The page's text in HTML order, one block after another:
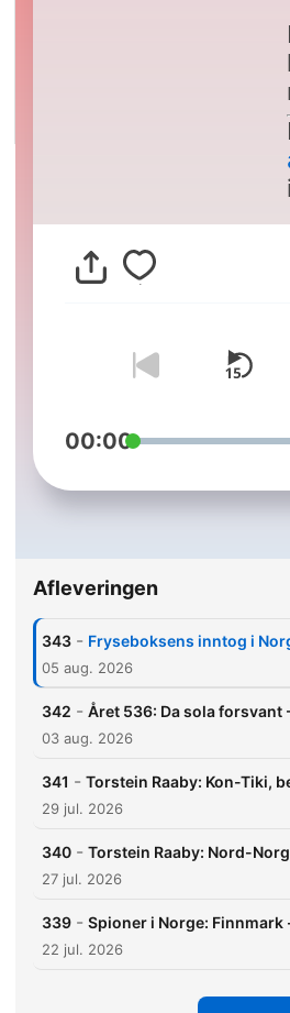
00:00
Afleveringen
343 - Fryseboksens inntog i
05 aug. 2026
342 - Året 536: Da sola forsvant
03 aug. 2026
341 - Torstein Raaby: Kon-Tiki,
29 jul. 2026
340 - Torstein Raaby: Nord-
27 jul. 2026
339 - Spioner i Norge:
22 jul. 2026